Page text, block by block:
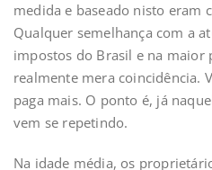
medida e baseado nisto eram
Qualquer semelhança com a
impostos do Brasil e na maior
realmente mera coincidência.
paga mais. O ponto é, já
vem se repetindo.
Na idade média, os